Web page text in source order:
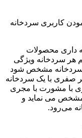
کاربری سردخانه
داری محصولات
هر سردخانه ویژگی
سردخانه مشخص شود
صفری با یک سردخانه
با مشورت با مجری
می نماید و
می‌رود.